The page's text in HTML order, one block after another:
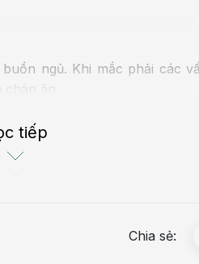
ngủ. Khi mắc phải các
ăn.
chán ăn. Tình trạng này xuất
hưởng nghiêm trọng đến cả
tiếp
Chia sẻ: